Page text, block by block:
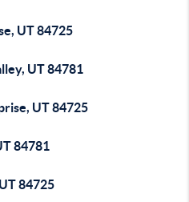
UT 84725
UT 84781
UT 84725
84781
84725